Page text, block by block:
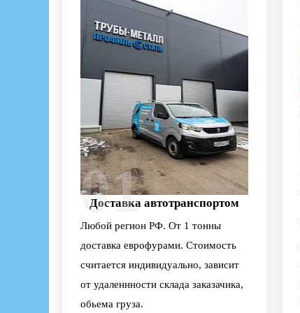
01
Доставка автотранспортом
Любой регион РФ. От 1 тонны
доставка еврофурами. Стоимость
считается индивидуально, зависит
от удаленнности склада заказачика,
обьема груза.